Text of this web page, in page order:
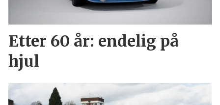
Etter 60 år: endelig på
hjul